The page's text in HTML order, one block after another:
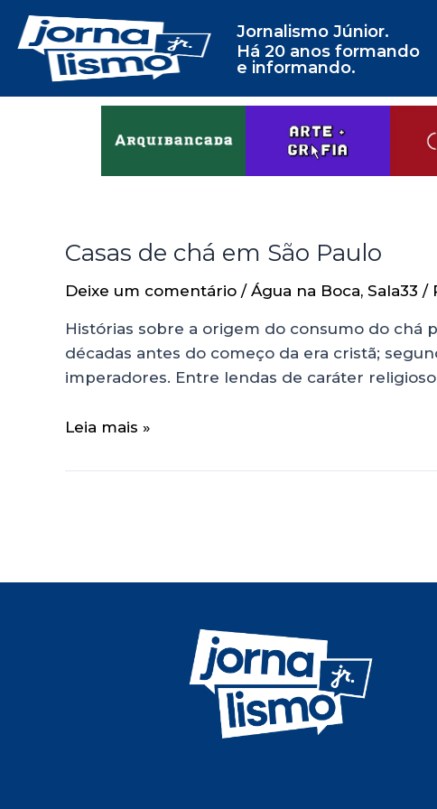
Jornalismo Júnior.
Há 20 anos formando
e informando.
Casas de chá em São Paulo
Deixe um comentário / Água na Boca, Sala33 /
Histórias sobre a origem do consumo do chá
décadas antes do começo da era cristã;
imperadores. Entre lendas de caráter
Leia mais »